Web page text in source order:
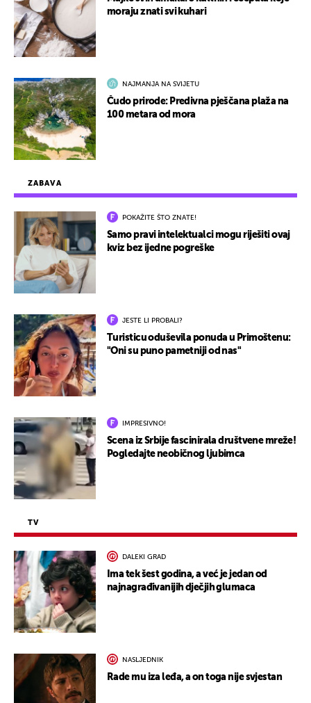
ZABAVA
POKAŽITE ŠTO ZNATE!
Samo pravi intelektualci mogu riješiti ovaj
kviz bez ijedne pogreške
JESTE LI PROBALI?
Turisticu oduševila ponuda u Primoštenu:
"Oni su puno pametniji od nas"
IMPRESIVNO!
Scena iz Srbije fascinirala društvene mreže!
Pogledajte neobičnog ljubimca
TV
DALEKI GRAD
Ima tek šest godina, a već je jedan od
najnagrađivanijih dječjih glumaca
NASLJEDNIK
Rade mu iza leđa, a on toga nije svjestan
moraju znati svi kuhari
NAJMANJA NA SVIJETU
Čudo prirode: Predivna pješčana plaža na
100 metara od mora